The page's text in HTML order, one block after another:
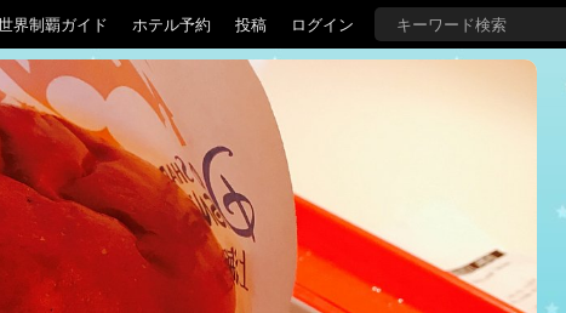
界制覇ガイド ホテル予約 投稿 ログイン